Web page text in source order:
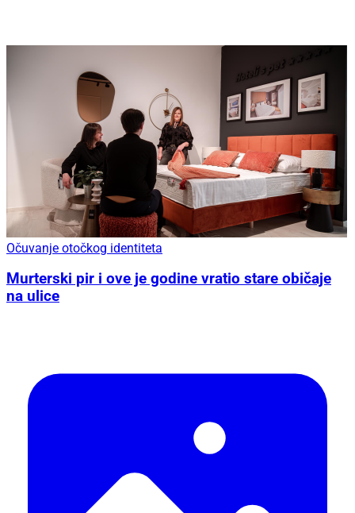
Očuvanje otočkog identiteta
Murterski pir i ove je godine vratio stare običaje
na ulice